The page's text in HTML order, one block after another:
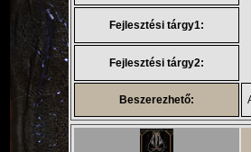
Fejlesztési tárgy1:
Fejlesztési tárgy2:
Beszerezhető: